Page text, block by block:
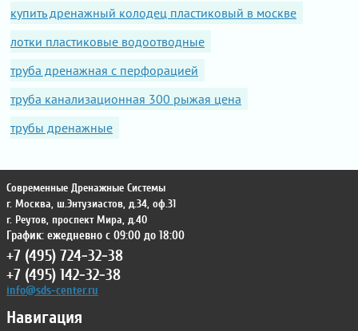
купить дренажный колодец пластиковый в москве
лотки пластиковые водоотводные
труба дренажная с перфорацией
труба канализационная 300 рыжая цена
трубы дренажные
Навигация
Современные Дренажные Системы
г. Москва, ш.Энтузиастов, д.34, оф.31
г. Реутов, проспект Мира, д.40
График: ежедневно с 09:00 до 18:00
+7 (495) 724-32-38
+7 (495) 142-32-38
info@sds-center.ru